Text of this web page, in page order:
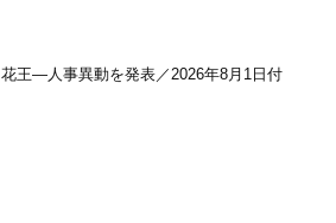
花王―人事異動を発表／2026年8月1日付